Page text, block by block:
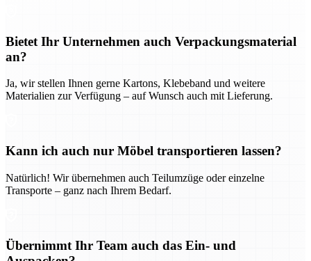
Bietet Ihr Unternehmen auch Verpackungsmaterial
an?
Ja, wir stellen Ihnen gerne Kartons, Klebeband und weitere
Materialien zur Verfügung – auf Wunsch auch mit Lieferung.
Kann ich auch nur Möbel transportieren lassen?
Natürlich! Wir übernehmen auch Teilumzüge oder einzelne
Transporte – ganz nach Ihrem Bedarf.
Übernimmt Ihr Team auch das Ein- und